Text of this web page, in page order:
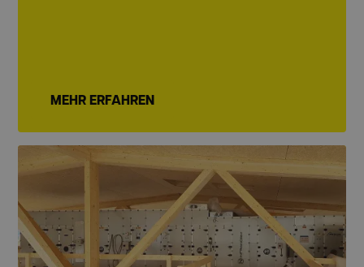
MEHR ERFAHREN